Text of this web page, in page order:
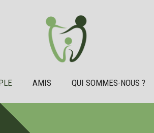
AMIS QUI SOMMES-NOUS ?